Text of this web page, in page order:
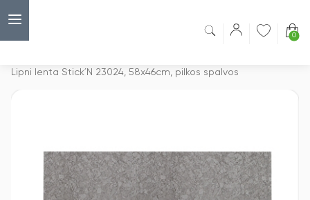
0
Lipni lenta Stick´N 23024, 58x46cm, pilkos spalvos